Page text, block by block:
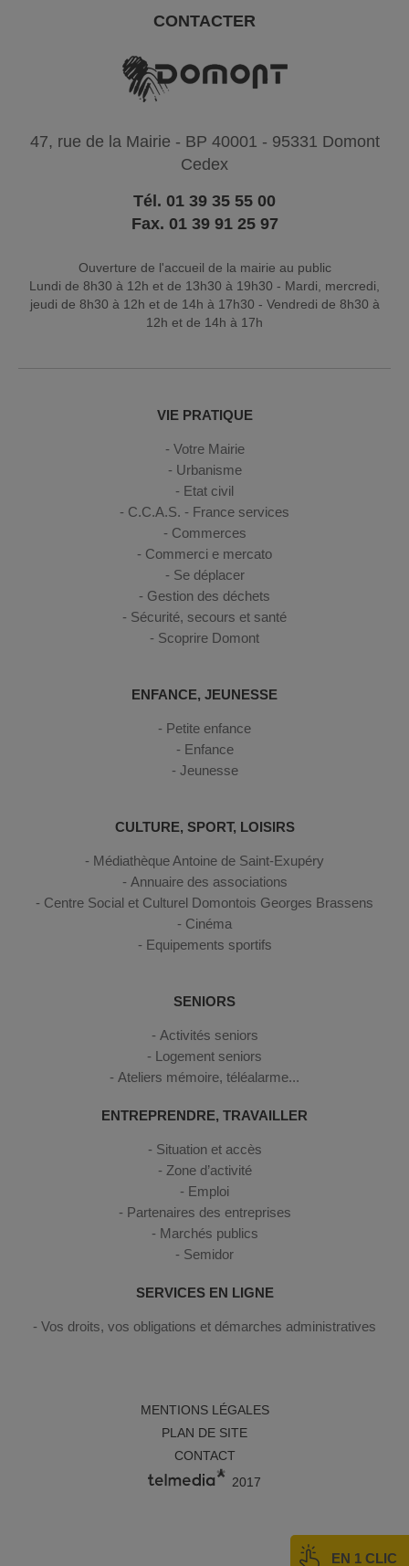
EN 1 CLIC
CONTACTER
47, rue de la Mairie - BP 40001 - 95331 Domont
Cedex
Tél. 01 39 35 55 00
Fax. 01 39 91 25 97
Ouverture de l'accueil de la mairie au public
Lundi de 8h30 à 12h et de 13h30 à 19h30 - Mardi, mercredi,
jeudi de 8h30 à 12h et de 14h à 17h30 - Vendredi de 8h30 à
12h et de 14h à 17h
VIE PRATIQUE
Votre Mairie
Urbanisme
Etat civil
C.C.A.S. - France services
Commerces
Commerci e mercato
Se déplacer
Gestion des déchets
Sécurité, secours et santé
Scoprire Domont
ENFANCE, JEUNESSE
Petite enfance
Enfance
Jeunesse
CULTURE, SPORT, LOISIRS
Médiathèque Antoine de Saint-Exupéry
Annuaire des associations
Centre Social et Culturel Domontois Georges Brassens
Cinéma
Equipements sportifs
SENIORS
Activités seniors
Logement seniors
Ateliers mémoire, téléalarme...
ENTREPRENDRE, TRAVAILLER
Situation et accès
Zone d’activité
Emploi
Partenaires des entreprises
Marchés publics
Semidor
SERVICES EN LIGNE
Vos droits, vos obligations et démarches administratives
MENTIONS LÉGALES
PLAN DE SITE
CONTACT
2017